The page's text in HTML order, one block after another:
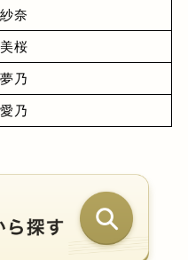
奈
桜
乃
乃